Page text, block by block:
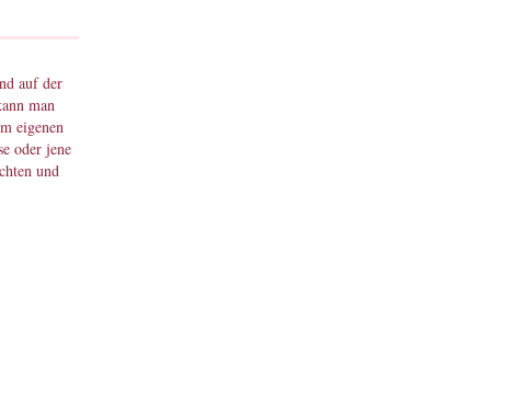
auf der
man
eigenen
oder jene
und